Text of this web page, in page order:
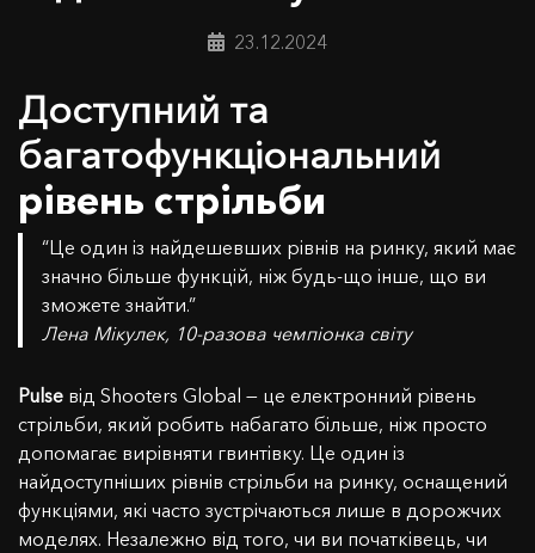
23.12.2024
Доступний та
багатофункціональний
рівень стрільби
“Це один із найдешевших рівнів на ринку, який має
значно більше функцій, ніж будь-що інше, що ви
зможете знайти.”
Лена Мікулек, 10-разова чемпіонка світу
Pulse від Shooters Global — це електронний рівень
стрільби, який робить набагато більше, ніж просто
допомагає вирівняти гвинтівку. Це один із
найдоступніших рівнів стрільби на ринку, оснащений
функціями, які часто зустрічаються лише в дорожчих
моделях. Незалежно від того, чи ви початківець, чи